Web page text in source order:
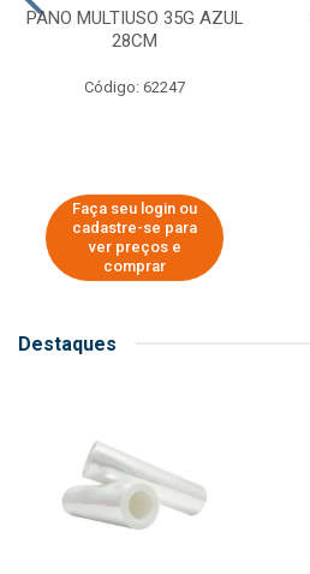
PANO MULTIUSO 35G AZUL
28CM
Código: 62247
Faça seu login ou
cadastre-se para
ver preços e
comprar
Destaques